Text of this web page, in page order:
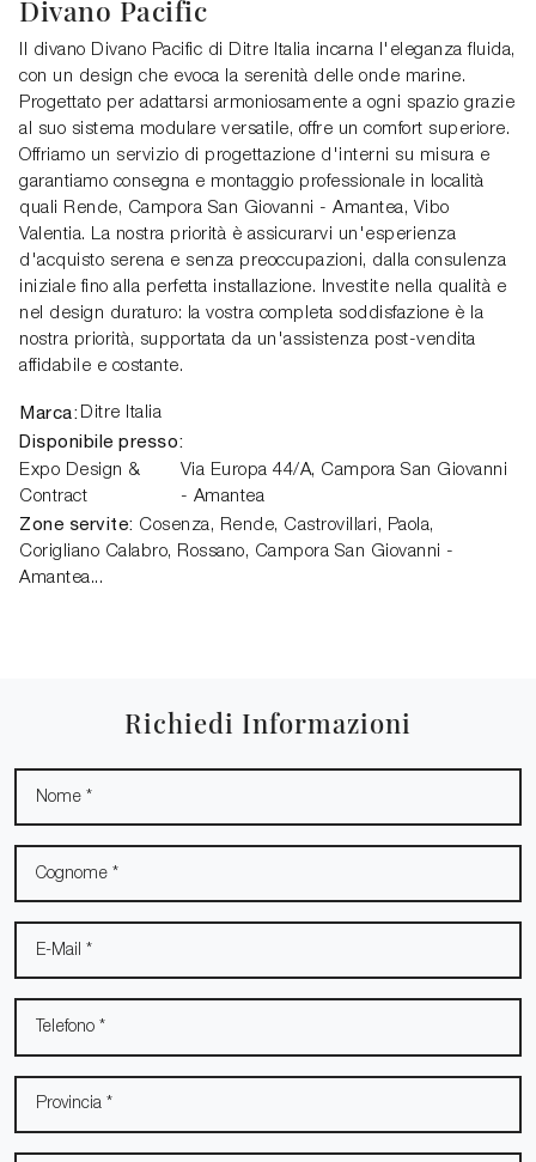
Divano Pacific
Il divano Divano Pacific di Ditre Italia incarna l'eleganza fluida,
con un design che evoca la serenità delle onde marine.
Progettato per adattarsi armoniosamente a ogni spazio grazie
al suo sistema modulare versatile, offre un comfort superiore.
Offriamo un servizio di progettazione d'interni su misura e
garantiamo consegna e montaggio professionale in località
quali Rende, Campora San Giovanni - Amantea, Vibo
Valentia. La nostra priorità è assicurarvi un'esperienza
d'acquisto serena e senza preoccupazioni, dalla consulenza
iniziale fino alla perfetta installazione. Investite nella qualità e
nel design duraturo: la vostra completa soddisfazione è la
nostra priorità, supportata da un'assistenza post-vendita
affidabile e costante.
Marca: Ditre Italia
Disponibile presso:
Expo Design &
Contract
Via Europa 44/A, Campora San Giovanni
- Amantea
Zone servite: Cosenza, Rende, Castrovillari, Paola,
Corigliano Calabro, Rossano, Campora San Giovanni -
Amantea...
Richiedi Informazioni